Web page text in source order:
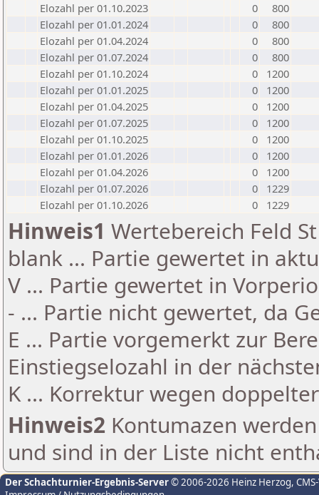
Elozahl per 01.10.2023
0
800
Elozahl per 01.01.2024
0
800
Elozahl per 01.04.2024
0
800
Elozahl per 01.07.2024
0
800
Elozahl per 01.10.2024
0
1200
Elozahl per 01.01.2025
0
1200
Elozahl per 01.04.2025
0
1200
Elozahl per 01.07.2025
0
1200
Elozahl per 01.10.2025
0
1200
Elozahl per 01.01.2026
0
1200
Elozahl per 01.04.2026
0
1200
Elozahl per 01.07.2026
0
1229
Elozahl per 01.10.2026
0 1229
Hinweis1 Wertebereich Feld
blank ... Partie gewertet in
V ... Partie gewertet in
- ... Partie nicht gewertet, da
E ... Partie vorgemerkt zur
Einstiegselozahl in der
K ... Korrektur wegen
Hinweis2 Kontumazen
und sind in der Liste nicht
Der Schachturnier-Ergebnis-Server© 2006-2026 Heinz Herzog,